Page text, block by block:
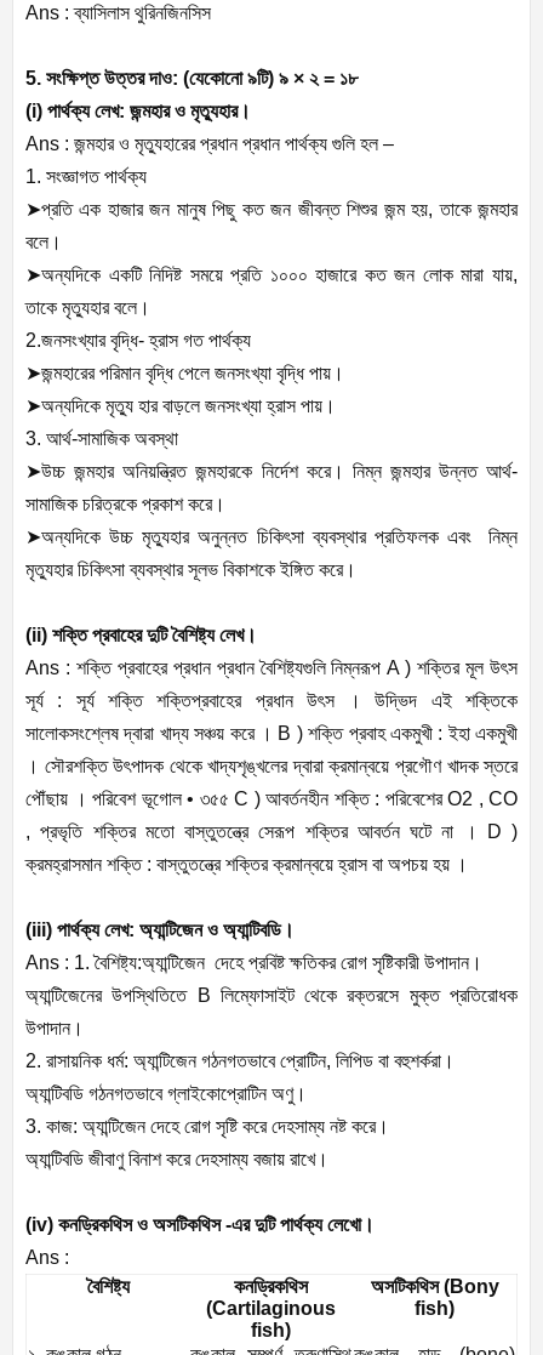
Ans : ব্যাসিলাস থুরিনজিনসিস
5. সংক্ষিপ্ত উত্তর দাও: (যেকোনো ৯টি) ৯ × ২ = ১৮
(i) পার্থক্য লেখ: জন্মহার ও মৃত্যুহার।
Ans : জন্মহার ও মৃত্যুহারের প্রধান প্রধান পার্থক্য গুলি হল–
1. সংজ্ঞাগত পার্থক্য
➤প্রতি এক হাজার জন মানুষ পিছু কত জন জীবন্ত শিশুর জন্ম হয়,তাকে জন্মহার
বলে।
➤অন্যদিকে একটি নিদিষ্ট সময়ে প্রতি ১০০০ হাজারে কত জন লোক মারা যায়,
তাকে মৃত্যুহার বলে।
2.জনসংখ্যার বৃদ্ধি-হ্রাস গত পার্থক্য
➤জন্মহারের পরিমান বৃদ্ধি পেলে জনসংখ্যা বৃদ্ধি পায়।
➤অন্যদিকে মৃত্যু হার বাড়লে জনসংখ্যা হ্রাস পায়।
3. আর্থ-সামাজিক অবস্থা
➤উচ্চ জন্মহার অনিয়ন্ত্রিত জন্মহারকে নির্দেশ করে। নিম্ন জন্মহার উন্নত আর্থ-
সামাজিক চরিত্রকে প্রকাশ করে।
➤অন্যদিকে উচ্চ মৃত্যুহার অনুন্নত চিকিৎসা ব্যবস্থার প্রতিফলক এবং
নিম্ন
মৃত্যুহার চিকিৎসা ব্যবস্থার সূলভ বিকাশকে ইঙ্গিত করে।
(ii) শক্তি প্রবাহের দুটি বৈশিষ্ট্য লেখ।
Ans : শক্তি প্রবাহের প্রধান প্রধান বৈশিষ্ট্যগুলি নিম্নরূপ A )শক্তির মূল উৎস
সূর্য : সূর্য শক্তি শক্তিপ্রবাহের প্রধান উৎস । উদ্ভিদ এই
শক্তিকে
সালোকসংশ্লেষ দ্বারা খাদ্য সঞ্চয় করে । B )শক্তি প্রবাহ একমুখী:ইহা একমুখী
। সৌরশক্তি উৎপাদক থেকে খাদ্যশৃঙ্খলের দ্বারা ক্রমান্বয়ে প্রগৌণ খাদক স্তরে
পৌঁছায়
। পরিবেশ ভূগোল• ৩৫৫ C ) আবর্তনহীন শক্তি: পরিবেশের O2 , CO
,প্রভৃতি শক্তির মতো বাস্তুতন্ত্রে সেরূপ শক্তির আবর্তন ঘটে না ।
D )
ক্রমহ্রাসমান শক্তি: বাস্তুতন্ত্রে শক্তির ক্রমান্বয়ে হ্রাস বা অপচয় হয় ।
(iii) পার্থক্য লেখ: অ্যান্টিজেন ও অ্যান্টিবডি।
Ans : 1.বৈশিষ্ট্য:অ্যান্টিজেন দেহে প্রবিষ্ট ক্ষতিকর রোগ সৃষ্টিকারী উপাদান।
অ্যান্টিজেনের উপস্থিতিতে B লিম্ফোসাইট থেকে রক্তরসে মুক্ত প্রতিরোধক
উপাদান।
2. রাসায়নিক ধর্ম: অ্যান্টিজেন গঠনগতভাবে প্রোটিন, লিপিড বা বহুশর্করা।
অ্যান্টিবডি গঠনগতভাবে গ্লাইকোপ্রোটিন অণু।
3. কাজ: অ্যান্টিজেন দেহে রোগ সৃষ্টি করে দেহসাম্য নষ্ট করে।
অ্যান্টিবডি জীবাণু বিনাশ করে দেহসাম্য বজায় রাখে।
(iv) কনড্রিকথিস ও অসটিকথিস-এর দুটি পার্থক্য লেখো।
Ans :
বৈশিষ্ট্য
কনড্রিকথিস
(Cartilaginous
fish)
অসটিকথিস(Bony
fish)